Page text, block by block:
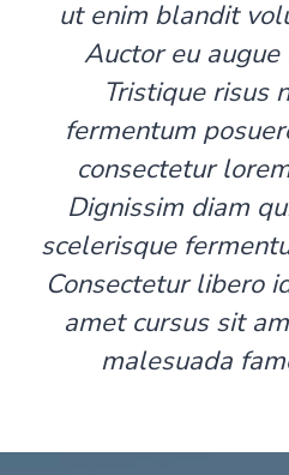
ut enim blandit
Auctor eu
Tristique risus
fermentum
consectetur
Dignissim diam
scelerisque
Consectetur libero
amet cursus sit
malesuada